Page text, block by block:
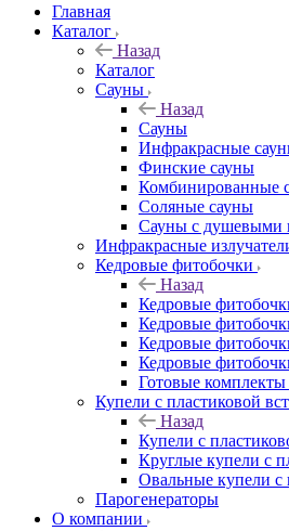
Главная
Каталог
Назад
Каталог
Сауны
Назад
Сауны
Инфракрасные
Финские сауны
Комбинированные
Соляные сауны
Сауны с душевыми
Инфракрасные
Кедровые фитобочки
Назад
Кедровые
Кедровые
Кедровые
Кедровые
Готовые комплекты
Купели с пластиковой
Назад
Купели с
Круглые купели с
Овальные купели с
Парогенераторы
О компании